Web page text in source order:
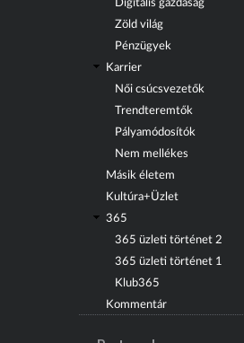
Digitális gazdaság
Zöld világ
Pénzügyek
Karrier
Női csúcsvezetők
Trendteremtők
Pályamódosítók
Nem mellékes
Másik életem
Kultúra+Üzlet
365
365 üzleti történet 2
365 üzleti történet 1
Klub365
Kommentár